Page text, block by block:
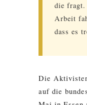
die fragt.
Arbeit
dass es
Die
auf die